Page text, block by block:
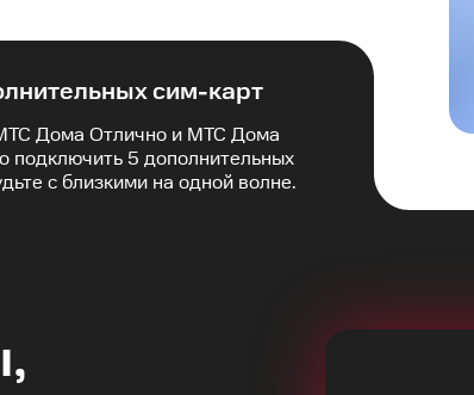
сим-карт
Дома Отличнои МТС Дома
подключить 5 дополнительных
с близкими на одной волне.